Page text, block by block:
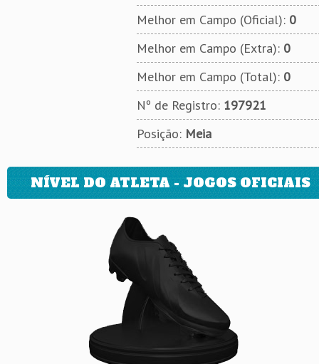
Melhor em Campo (Oficial): 0
Melhor em Campo (Extra): 0
Melhor em Campo (Total): 0
Nº de Registro: 197921
Posição: Meia
NÍVEL DO ATLETA - JOGOS OFICIAIS